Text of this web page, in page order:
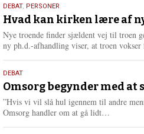
e
r
e
25.
juli
2026
DEBAT, PERSONER
Hvad kan kirken lære af
Nye troende finder sjældent vej til troen
ny ph.d.-afhandling viser, at troen
9.
juli
2026
DEBAT
Omsorg begynder med at
”Hvis vi vil slå hul igennem til andre
Omsorg handler om at gå lidt…